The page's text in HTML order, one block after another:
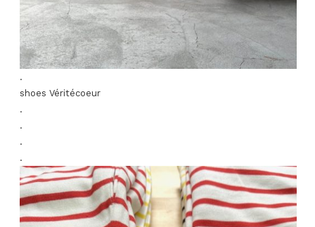
.
shoes Véritécoeur
.
.
.
.